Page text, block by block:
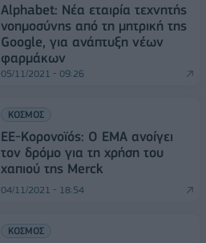
Alphabet: Νέα εταιρία τεχνητής
νοημοσύνης από τη μητρική της
Google, για ανάπτυξη νέων
φαρμάκων
05/11/2021 - 09:26
ΚΟΣΜΟΣ
EE-Κορονοϊός: Ο EMA ανοίγει
τον δρόμο για τη χρήση του
χαπιού της Merck
04/11/2021 - 18:54
ΚΟΣΜΟΣ